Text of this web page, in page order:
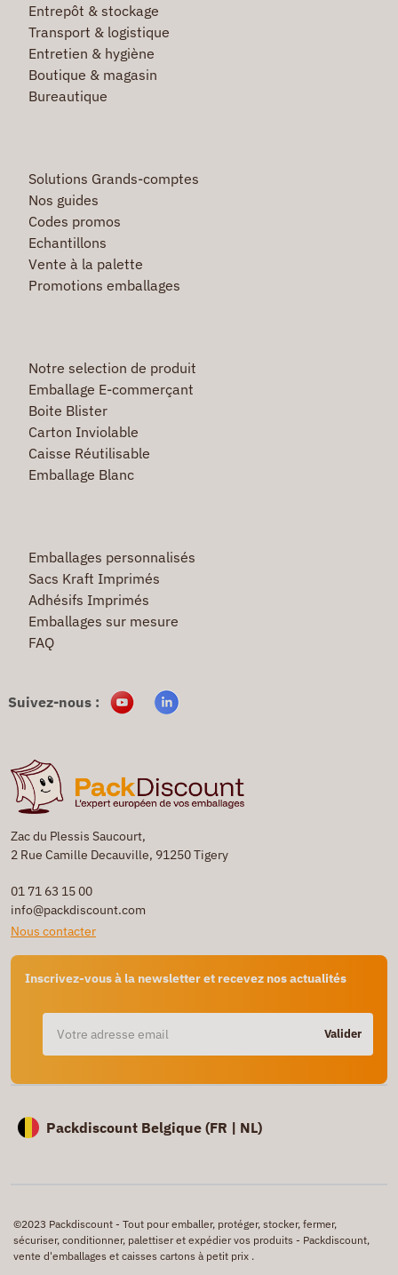
Zac du Plessis Saucourt,
2 Rue Camille Decauville, 91250 Tigery
01 71 63 15 00
info@packdiscount.com
Nous contacter
Inscrivez-vous à la newsletter et recevez nos actualités
Valider
Entrepôt & stockage
Transport & logistique
Entretien & hygiène
Boutique & magasin
Bureautique
Solutions Grands-comptes
Nos guides
Codes promos
Echantillons
Vente à la palette
Promotions emballages
Notre selection de produit
Emballage E-commerçant
Boite Blister
Carton Inviolable
Caisse Réutilisable
Emballage Blanc
Emballages personnalisés
Sacs Kraft Imprimés
Adhésifs Imprimés
Emballages sur mesure
FAQ
Suivez-nous :
Packdiscount Belgique (FR | NL)
©2023 Packdiscount - Tout pour emballer, protéger, stocker, fermer,
sécuriser, conditionner, palettiser et expédier vos produits - Packdiscount,
vente d'emballages et caisses cartons à petit prix .